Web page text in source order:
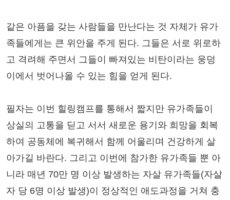
같은 아픔을 갖는 사람들을 만난다는 것 자체가 유가
족들에게는 큰 위안을 주게 된다. 그들은 서로 위로하
고 격려해 주면서 그들이 빠져있는 비탄이라는 웅덩
이에서 벗어나올 수 있는 힘을 얻게 된다.
필자는 이번 힐링캠프를 통해서 짧지만 유가족들이
상실의 고통을 딛고 서서 새로운 용기와 희망을 회복
하여 공동체에 복귀해서 함께 어울리며 건강하게 살
아가길 바란다. 그리고 이번에 참가한 유가족들 뿐 아
니라 매년 70만 명 이상 발생하는 자살 유가족들(자살
자 당 6명 이상 발생)이 정상적인 애도과정을 거쳐 충